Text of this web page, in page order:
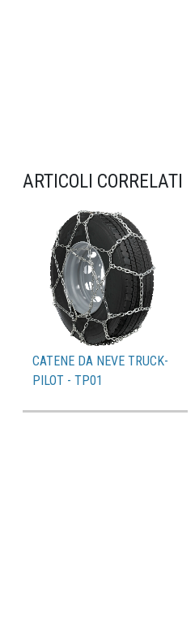
ARTICOLI CORRELATI
CATENE DA NEVE TRUCK-
PILOT - TP01